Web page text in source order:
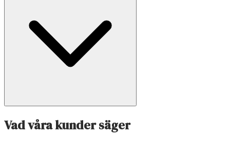
Vad våra kunder säger